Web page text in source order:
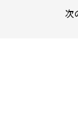
次